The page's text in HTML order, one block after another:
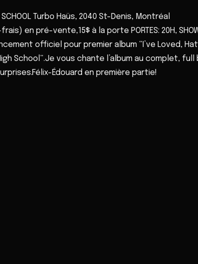
SCHOOL Turbo Haüs, 2040 St-Denis, Montréal
en pré-vente,15$ à la porte PORTES: 20H,
officiel pour premier album “I’ve Loved,
School”.Je vous chante l’album au complet, full
Édouard en première partie!